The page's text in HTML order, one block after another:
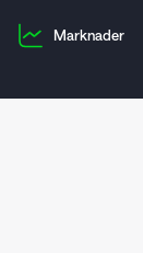
Marknader